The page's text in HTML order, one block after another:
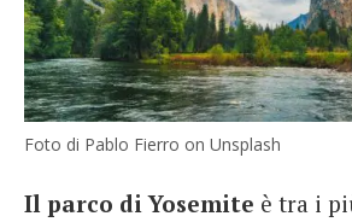
Foto di Pablo Fierro on Unsplash
Il parco di Yosemite è tra i